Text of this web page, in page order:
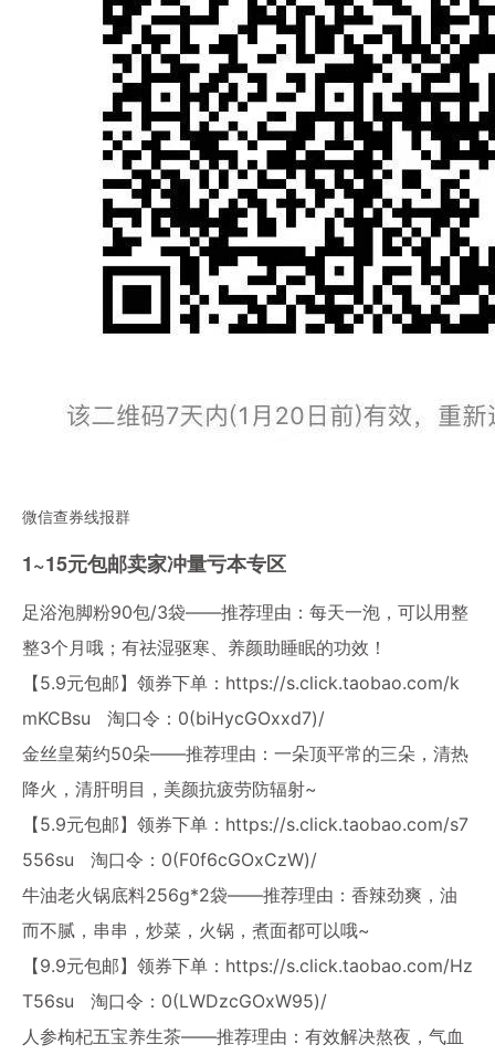
微信查券线报群
1~15元包邮卖家冲量亏本专区
足浴泡脚粉90包/3袋——推荐理由：每天一泡，可以用整
整3个月哦；有祛湿驱寒、养颜助睡眠的功效！
【5.9元包邮】领券下单： https://s.click.taobao.com/k
mKCBsu 淘口令：0(biHycGOxxd7)/
金丝皇菊约50朵——推荐理由：一朵顶平常的三朵，清热
降火，清肝明目，美颜抗疲劳防辐射~
【5.9元包邮】领券下单： https://s.click.taobao.com/s7
556su 淘口令：0(F0f6cGOxCzW)/
牛油老火锅底料256g*2袋——推荐理由：香辣劲爽，油
而不腻，串串，炒菜，火锅，煮面都可以哦~
【9.9元包邮】领券下单： https://s.click.taobao.com/Hz
T56su 淘口令：0(LWDzcGOxW95)/
人参枸杞五宝养生茶——推荐理由：有效解决熬夜，气血